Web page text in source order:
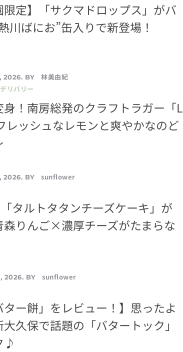
限定】「サクマドロップス」がバ
ばにお”缶入りで新登場！
2026. BY
林美由紀
リバリー
！南房総発のクラフトラガー「L
レッシュなレモンと爽やかなのど
2026. BY
sunflower
タルトタタンチーズケーキ」が
森りんご×濃厚チーズがたまらな
2026. BY
sunflower
ター餅」をレビュー！】思ったよ
久保で話題の「バタートック」
♪